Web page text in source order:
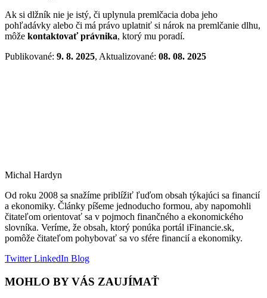
Ak si dlžník nie je istý, či uplynula premlčacia doba jeho
pohľadávky alebo či má právo uplatniť si nárok na premlčanie dlhu,
môže kontaktovať právnika, ktorý mu poradí.
Publikované: 9. 8. 2025, Aktualizované: 08. 08. 2025
Michal Hardyn
Od roku 2008 sa snažíme priblížiť ľuďom obsah týkajúci sa financií
a ekonomiky. Články píšeme jednoducho formou, aby napomohli
čitateľom orientovať sa v pojmoch finančného a ekonomického
slovníka. Veríme, že obsah, ktorý ponúka portál iFinancie.sk,
pomôže čitateľom pohybovať sa vo sfére financií a ekonomiky.
TwitterLinkedIn Blog
MOHLO BY VÁS ZAUJÍMAŤ